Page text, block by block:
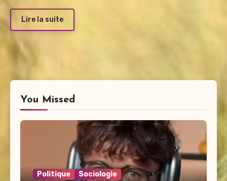
Lire la suite
You Missed
Politique Sociologie